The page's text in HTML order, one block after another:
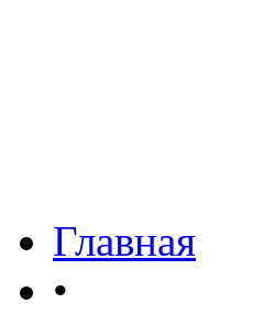
Главная
•